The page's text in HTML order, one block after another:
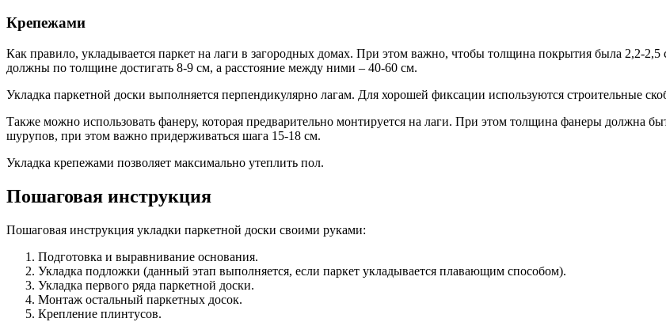
Крепежами
Как правило, укладывается паркет на лаги в загородных домах. При этом важно, чтобы толщина покрытия была 2,2-
должны по толщине достигать 8-9 см, а расстояние между ними – 40-60 см.
Укладка паркетной доски выполняется перпендикулярно лагам. Для хорошей фиксации используются строительные
Также можно использовать фанеру, которая предварительно монтируется на лаги. При этом толщина фанеры должна
шурупов, при этом важно придерживаться шага 15-18 см.
Укладка крепежами позволяет максимально утеплить пол.
Пошаговая инструкция
Пошаговая инструкция укладки паркетной доски своими руками:
Подготовка и выравнивание основания.
Укладка подложки (данный этап выполняется, если паркет укладывается плавающим способом).
Укладка первого ряда паркетной доски.
Монтаж остальный паркетных досок.
Крепление плинтусов.